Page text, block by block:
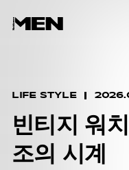
LIFE STYLE
빈티지 워
조의 시계